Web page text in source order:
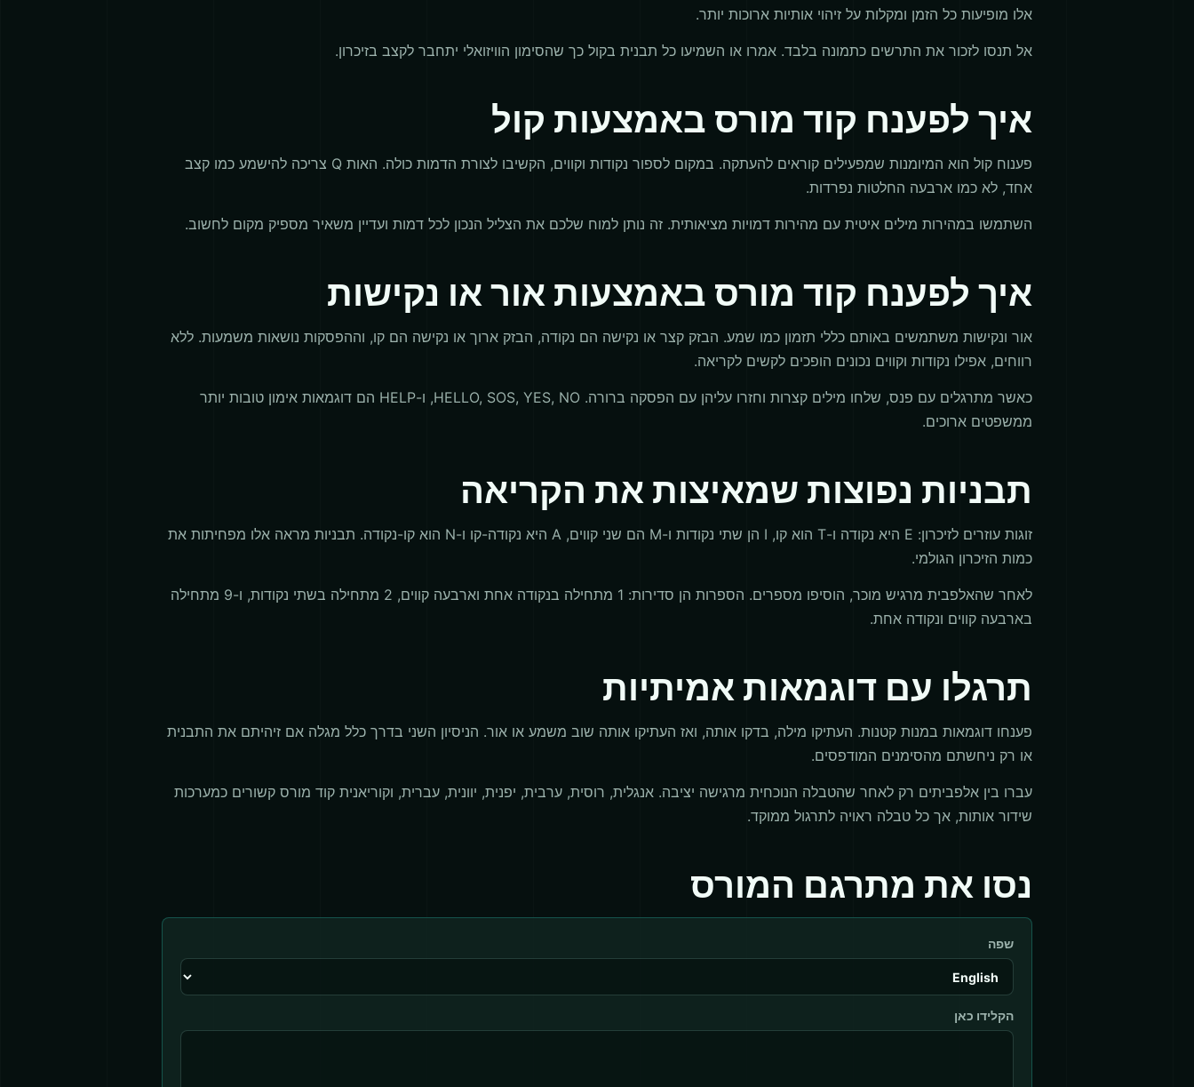
אלו מופיעות כל הזמן ומקלות על זיהוי אותיות ארוכות יותר.
אל תנסו לזכור את התרשים כתמונה בלבד. אמרו או השמיעו כל תבנית בקול כך שהסימון הוויזואלי יתחבר לקצב בזיכרון.
איך לפענח קוד מורס באמצעות קול
פענוח קול הוא המיומנות שמפעילים קוראים להעתקה. במקום לספור נקודות וקווים, הקשיבו לצורת הדמות כולה. האות Q צריכה להישמע כמו קצב
אחד, לא כמו ארבעה החלטות נפרדות.
השתמשו במהירות מילים איטית עם מהירות דמויות מציאותית. זה נותן למוח שלכם את הצליל הנכון לכל דמות ועדיין משאיר מספיק מקום לחשוב.
איך לפענח קוד מורס באמצעות אור או נקישות
אור ונקישות משתמשים באותם כללי תזמון כמו שמע. הבזק קצר או נקישה הם נקודה, הבזק ארוך או נקישה הם קו, וההפסקות נושאות משמעות. ללא
רווחים, אפילו נקודות וקווים נכונים הופכים לקשים לקריאה.
כאשר מתרגלים עם פנס, שלחו מילים קצרות וחזרו עליהן עם הפסקה ברורה. HELLO, SOS, YES, NO, ו-HELP הם דוגמאות אימון טובות יותר
ממשפטים ארוכים.
תבניות נפוצות שמאיצות את הקריאה
זוגות עוזרים לזיכרון: E היא נקודה ו-T הוא קו, I הן שתי נקודות ו-M הם שני קווים, A היא נקודה-קו ו-N הוא קו-נקודה. תבניות מראה אלו מפחיתות את
כמות הזיכרון הגולמי.
לאחר שהאלפבית מרגיש מוכר, הוסיפו מספרים. הספרות הן סדירות: 1 מתחילה בנקודה אחת וארבעה קווים, 2 מתחילה בשתי נקודות, ו-9 מתחילה
בארבעה קווים ונקודה אחת.
תרגלו עם דוגמאות אמיתיות
פענחו דוגמאות במנות קטנות. העתיקו מילה, בדקו אותה, ואז העתיקו אותה שוב משמע או אור. הניסיון השני בדרך כלל מגלה אם זיהיתם את התבנית
או רק ניחשתם מהסימנים המודפסים.
עברו בין אלפביתים רק לאחר שהטבלה הנוכחית מרגישה יציבה. אנגלית, רוסית, ערבית, יפנית, יוונית, עברית, וקוריאנית קוד מורס קשורים כמערכות
שידור אותות, אך כל טבלה ראויה לתרגול ממוקד.
נסו את מתרגם המורס
שפה
הקלידו כאן